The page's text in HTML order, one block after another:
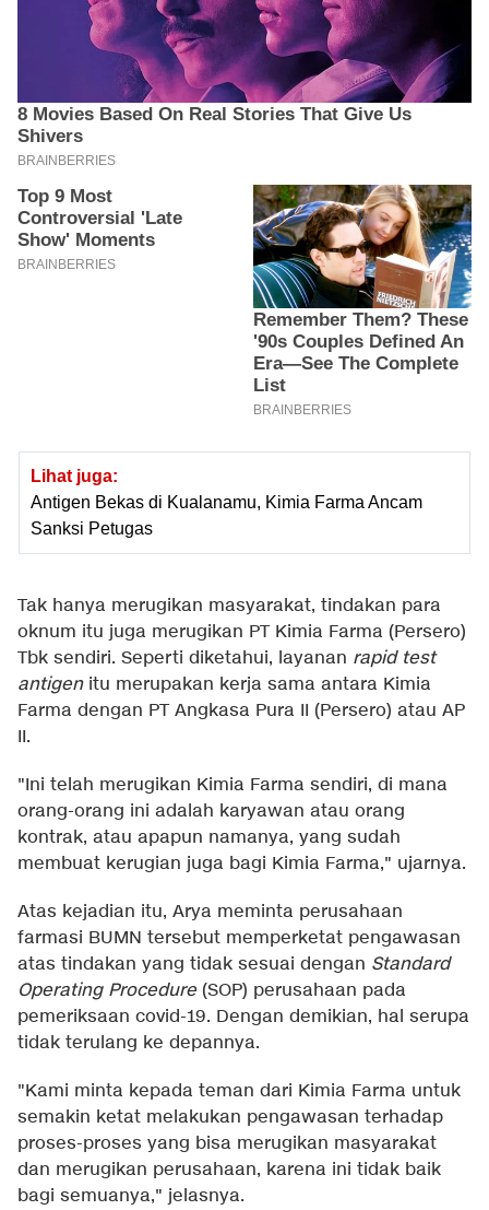
Lihat juga:
Antigen Bekas di Kualanamu, Kimia Farma Ancam
Sanksi Petugas
Tak hanya merugikan masyarakat, tindakan para
oknum itu juga merugikan PT Kimia Farma (Persero)
Tbk sendiri. Seperti diketahui, layanan rapid test
antigenitu merupakan kerja sama antara Kimia
Farma dengan PT Angkasa Pura II (Persero) atau AP
II.
"Ini telah merugikan Kimia Farma sendiri, di mana
orang-orang ini adalah karyawan atau orang
kontrak, atau apapun namanya, yang sudah
membuat kerugian juga bagi Kimia Farma," ujarnya.
Atas kejadian itu, Arya meminta perusahaan
farmasi BUMN tersebut memperketat pengawasan
atas tindakan yang tidak sesuai dengan Standard
Operating Procedure (SOP) perusahaan pada
pemeriksaan covid-19. Dengan demikian, hal serupa
tidak terulang ke depannya.
"Kami minta kepada teman dari Kimia Farma untuk
semakin ketat melakukan pengawasan terhadap
proses-proses yang bisa merugikan masyarakat
dan merugikan perusahaan, karena ini tidak baik
bagi semuanya," jelasnya.